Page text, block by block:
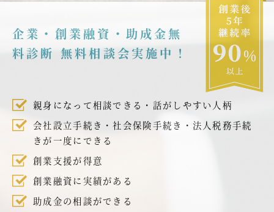
企業・創業融資・助成金無
料診断 無料相談会実施中！
親身になって相談できる・話がしやすい人柄
会社設立手続き・社会保険手続き・法人税務手続
きが一度にできる
創業支援が得意
創業融資に実績がある
助成金の相談ができる